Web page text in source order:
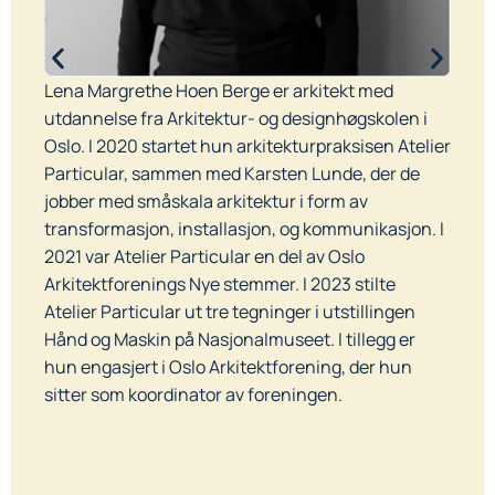
Lena Margrethe Hoen Berge er arkitekt med
utdannelse fra Arkitektur- og designhøgskolen i
Oslo. I 2020 startet hun arkitekturpraksisen Atelier
Particular, sammen med Karsten Lunde, der de
jobber med småskala arkitektur i form av
transformasjon, installasjon, og kommunikasjon. I
2021 var Atelier Particular en del av Oslo
Arkitektforenings Nye stemmer. I 2023 stilte
Atelier Particular ut tre tegninger i utstillingen
Hånd og Maskin på Nasjonalmuseet. I tillegg er
hun engasjert i Oslo Arkitektforening, der hun
sitter som koordinator av foreningen.